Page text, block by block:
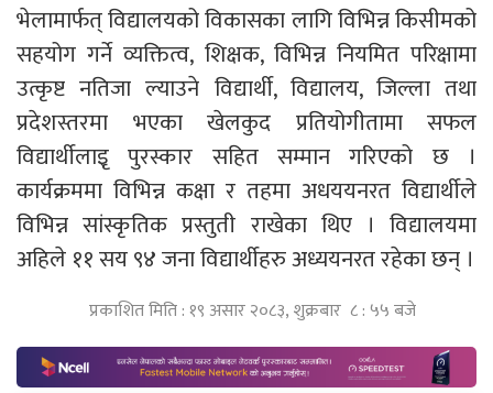
भेलामार्फत् विद्यालयको विकासका लागि विभिन्न किसीमको
सहयोग गर्ने व्यक्तित्व, शिक्षक, विभिन्न नियमित परिक्षामा
उत्कृष्ट नतिजा ल्याउने विद्यार्थी, विद्यालय, जिल्ला तथा
प्रदेशस्तरमा भएका खेलकुद प्रतियोगीतामा सफल
विद्यार्थीलाइृ पुरस्कार सहित सम्मान गरिएको छ ।
कार्यक्रममा विभिन्न कक्षा र तहमा अधययनरत विद्यार्थीले
विभिन्न सांस्कृतिक प्रस्तुती राखेका थिए । विद्यालयमा
अहिले ११ सय ९४ जना विद्यार्थीहरु अध्ययनरत रहेका छन् ।
प्रकाशित मिति : १९ असार २०८३, शुक्रबार ८ : ५५ बजे